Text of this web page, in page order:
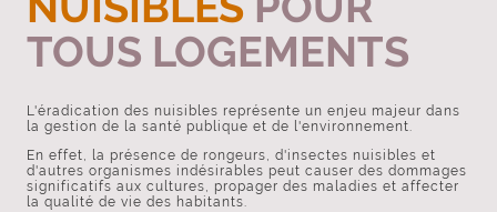
TOUS LOGEMENTS
L'éradication des nuisibles représente un enjeu majeur dans
la gestion de la santé publique et de l'environnement.
En effet, la présence de rongeurs, d'insectes nuisibles et
d'autres organismes indésirables peut causer des dommages
significatifs aux cultures, propager des maladies et affecter
la qualité de vie des habitants.